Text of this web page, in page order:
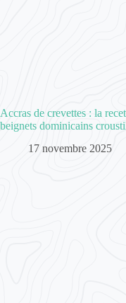
Accras de crevettes : la
beignets dominicains
17 novembre 2025